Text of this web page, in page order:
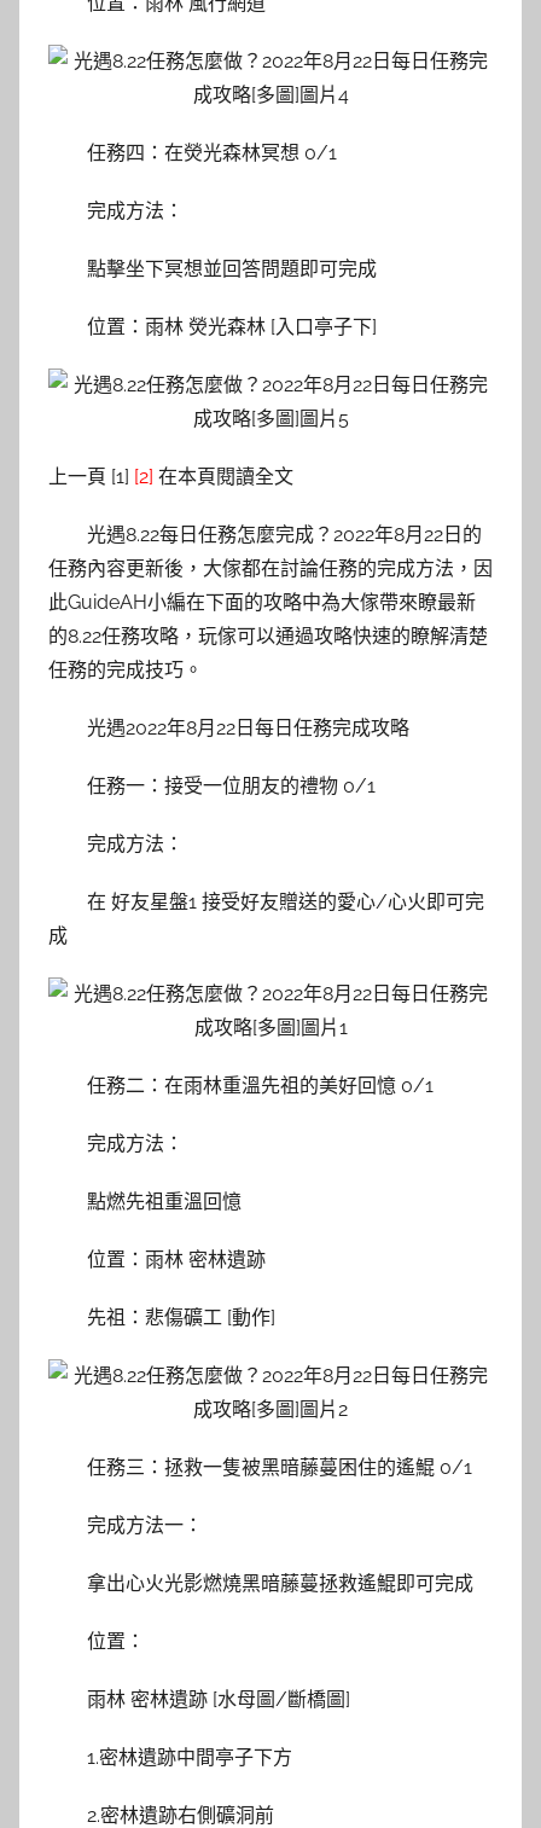
任務四：在熒光森林冥想 0/1
完成方法：
點擊坐下冥想並回答問題即可完成
位置：雨林 熒光森林 [入口亭子下]
上一頁 [1] [2] 在本頁閱讀全文
光遇8.22每日任務怎麼完成？2022年8月22日的
任務內容更新後，大傢都在討論任務的完成方法，因
此GuideAH小編在下面的攻略中為大傢帶來瞭最新
的8.22任務攻略，玩傢可以通過攻略快速的瞭解清楚
任務的完成技巧。
光遇2022年8月22日每日任務完成攻略
任務一：接受一位朋友的禮物 0/1
完成方法：
在 好友星盤1 接受好友贈送的愛心/心火即可完
成
任務二：在雨林重溫先祖的美好回憶 0/1
完成方法：
點燃先祖重溫回憶
位置：雨林 密林遺跡
先祖：悲傷礦工 [動作]
任務三：拯救一隻被黑暗藤蔓困住的遙鯤 0/1
完成方法一：
拿出心火光影燃燒黑暗藤蔓拯救遙鯤即可完成
位置：
雨林 密林遺跡 [水母圖/斷橋圖]
1.密林遺跡中間亭子下方
2.密林遺跡右側礦洞前